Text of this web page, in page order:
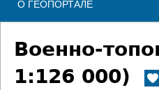
О ГЕОПОРТАЛЕ
Военно-
1:126 000)